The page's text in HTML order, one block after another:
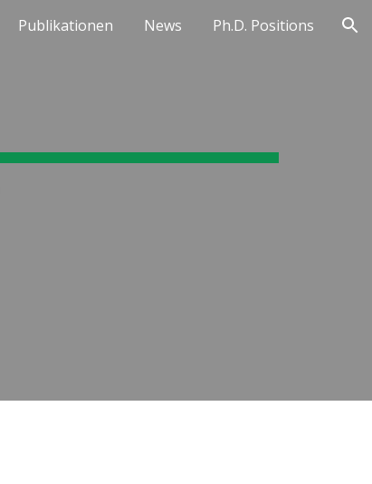
Publikationen News Ph.D. Positions